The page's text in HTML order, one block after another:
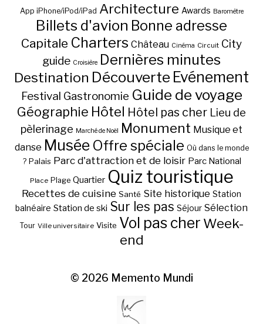
App iPhone/iPod/iPad Architecture Awards Baromètre
Billets d'avion Bonne adresse
Capitale Charters Château Cinéma Circuit City
guide Croisière Dernières minutes
Destination Découverte Evénement
Festival Gastronomie Guide de voyage
Géographie Hôtel Hôtel pas cher Lieu de
pèlerinage Marché de Noël Monument Musique et
danse Musée Offre spéciale Où dans le monde
? Palais Parc d'attraction et de loisir Parc National
Place Plage Quartier Quiz touristique
Recettes de cuisine Santé Site historique Station
balnéaire Station de ski Sur les pas Séjour Sélection
Tour Ville universitaire Visite Vol pas cher Week-
end
© 2026 Memento Mundi